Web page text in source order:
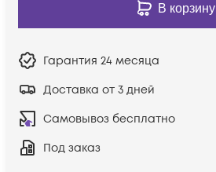
В корзину
Гарантия 24 месяца
Доставка от 3 дней
Самовывоз бесплатно
Под заказ